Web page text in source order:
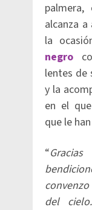
alcanza
la
negro
lentes de
y la
en el
que le
“
del